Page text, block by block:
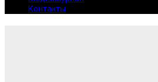
Контакты